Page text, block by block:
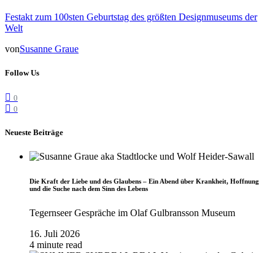
Festakt zum 100sten Geburtstag des größten Designmuseums der
Welt
vonSusanne Graue
Follow Us
0
0
Neueste Beiträge
Die Kraft der Liebe und des Glaubens – Ein Abend über Krankheit, Hoffnung
und die Suche nach dem Sinn des Lebens
Tegernseer Gespräche im Olaf Gulbransson Museum
16. Juli 2026
4 minute read